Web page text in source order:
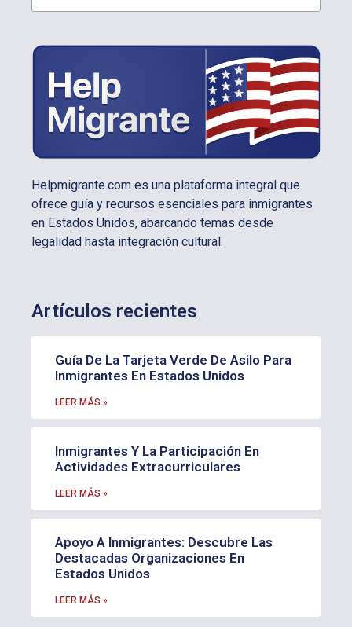
Helpmigrante.com es una plataforma integral que
ofrece guía y recursos esenciales para inmigrantes
en Estados Unidos, abarcando temas desde
legalidad hasta integración cultural.
Artículos recientes
Guía De La Tarjeta Verde De Asilo Para
Inmigrantes En Estados Unidos
LEER MÁS »
Inmigrantes Y La Participación En
Actividades Extracurriculares
LEER MÁS »
Apoyo A Inmigrantes: Descubre Las
Destacadas Organizaciones En
Estados Unidos
LEER MÁS »